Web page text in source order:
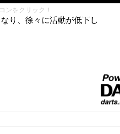
ンをクリック！
り、徐々に活動が低下し